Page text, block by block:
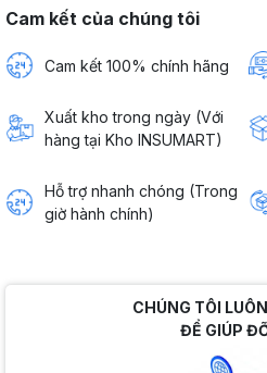
Cam kết của chúng tôi
Cam kết 100% chính hãng
Xuất kho trong ngày (Với
hàng tại Kho INSUMART)
Hỗ trợ nhanh chóng (Trong
giờ hành chính)
CHÚNG TÔI
ĐỂ GIÚP